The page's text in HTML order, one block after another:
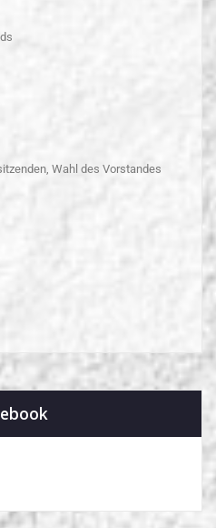
Wahl des Vorstandes